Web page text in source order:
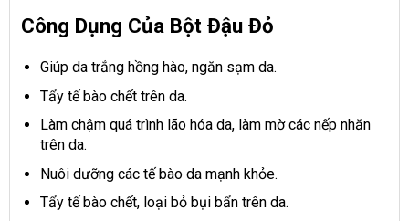
Công Dụng Của Bột Đậu Đỏ
Giúp da trắng hồng hào, ngăn sạm da.
Tẩy tế bào chết trên da.
Làm chậm quá trình lão hóa da, làm mờ các nếp nhăn
trên da.
Nuôi dưỡng các tế bào da mạnh khỏe.
Tẩy tế bào chết, loại bỏ bụi bẩn trên da.